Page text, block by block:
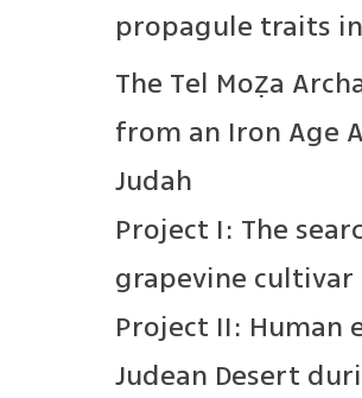
propagule traits
The Tel Moẓa
from an Iron Age
Judah
Project I: The
grapevine cultivar
Project II:
Judean Desert